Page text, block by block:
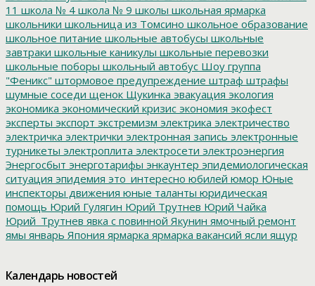
11 школа № 4 школа № 9 школы школьная ярмарка
школьники школьница из Томсино школьное образование
школьное питание школьные автобусы школьные
завтраки школьные каникулы школьные перевозки
школьные поборы школьный автобус Шоу группа
"Феникс" штормовое предупреждение штраф штрафы
шумные соседи щенок Щукинка эвакуация экология
экономика экономический кризис экономия экофест
эксперты экспорт экстремизм электрика электричество
электричка электрички электронная запись электронные
турникеты электроплита электросети электроэнергия
Энергосбыт энерготарифы энкаунтер эпидемиологическая
ситуация эпидемия это_интересно юбилей юмор Юные
инспекторы движения юные таланты юридическая
помощь Юрий Гулягин Юрий Трутнев Юрий Чайка
Юрий_Трутнев явка с повинной Якунин ямочный ремонт
ямы январь Япония ярмарка ярмарка вакансий ясли ящур
Календарь новостей